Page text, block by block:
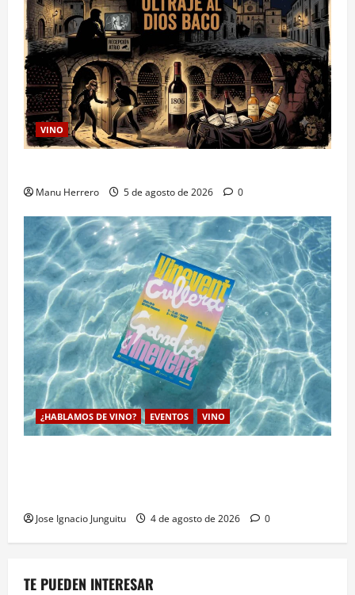
VINO
Manu Herrero 5 de agosto de 2026 0
¿HABLAMOS DE VINO? EVENTOS VINO
Jose Ignacio Junguitu 4 de agosto de 2026 0
TE PUEDEN INTERESAR